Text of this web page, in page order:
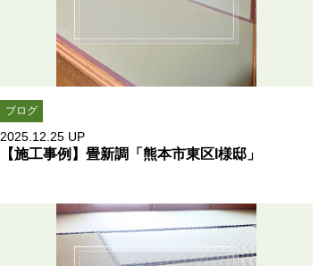
ブログ
2025.12.25 UP
【施工事例】畳新調「熊本市東区I様邸」